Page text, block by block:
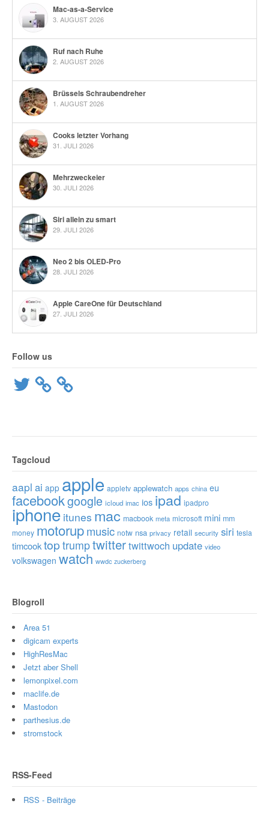
Mac-as-a-Service
3. AUGUST 2026
Ruf nach Ruhe
2. AUGUST 2026
Brüssels Schraubendreher
1. AUGUST 2026
Cooks letzter Vorhang
31. JULI 2026
Mehrzweckeier
30. JULI 2026
Siri allein zu smart
29. JULI 2026
Neo 2 bis OLED-Pro
28. JULI 2026
Apple CareOne für Deutschland
27. JULI 2026
Follow us
Twitter
Tagcloud
aapl ai app apple appletv applewatch apps china eu
facebookgoogle icloud imac ios ipad ipadpro
iphone itunes mac macbook meta microsoft mini mm
money motorupmusic notw nsa privacy retail security siri tesla
timcooktop trumptwittertwittwoch update video
volkswagen watch wwdc zuckerberg
Blogroll
Area 51
digicam experts
HighResMac
Jetzt aber Shell
lemonpixel.com
maclife.de
Mastodon
parthesius.de
stromstock
RSS-Feed
RSS - Beiträge